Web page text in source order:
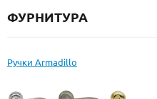
ФУРНИТУРА
Ручки Armadillo